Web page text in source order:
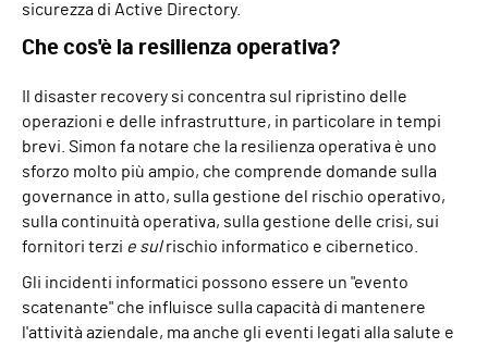
sicurezza di Active Directory.
Che cos'è la resilienza operativa?
Il disaster recovery si concentra sul ripristino delle
operazioni e delle infrastrutture, in particolare in tempi
brevi. Simon fa notare che la resilienza operativa è uno
sforzo molto più ampio, che comprende domande sulla
governance in atto, sulla gestione del rischio operativo,
sulla continuità operativa, sulla gestione delle crisi, sui
fornitori terzi e sulrischio informatico e cibernetico.
Gli incidenti informatici possono essere un "evento
scatenante" che influisce sulla capacità di mantenere
l'attività aziendale, ma anche gli eventi legati alla salute e